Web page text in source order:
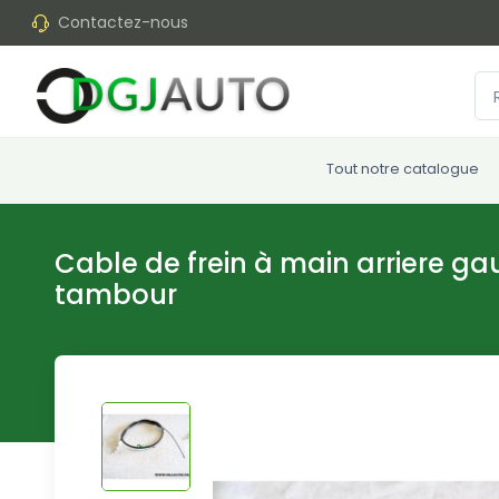
Contactez-nous
Tout notre catalogue
Cable de frein à main arriere
tambour